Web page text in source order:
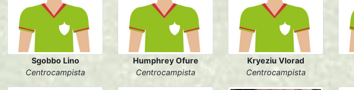
Sgobbo Lino
Centrocampista
Humphrey Ofure
Centrocampista
Kryeziu Vlorad
Centrocampista